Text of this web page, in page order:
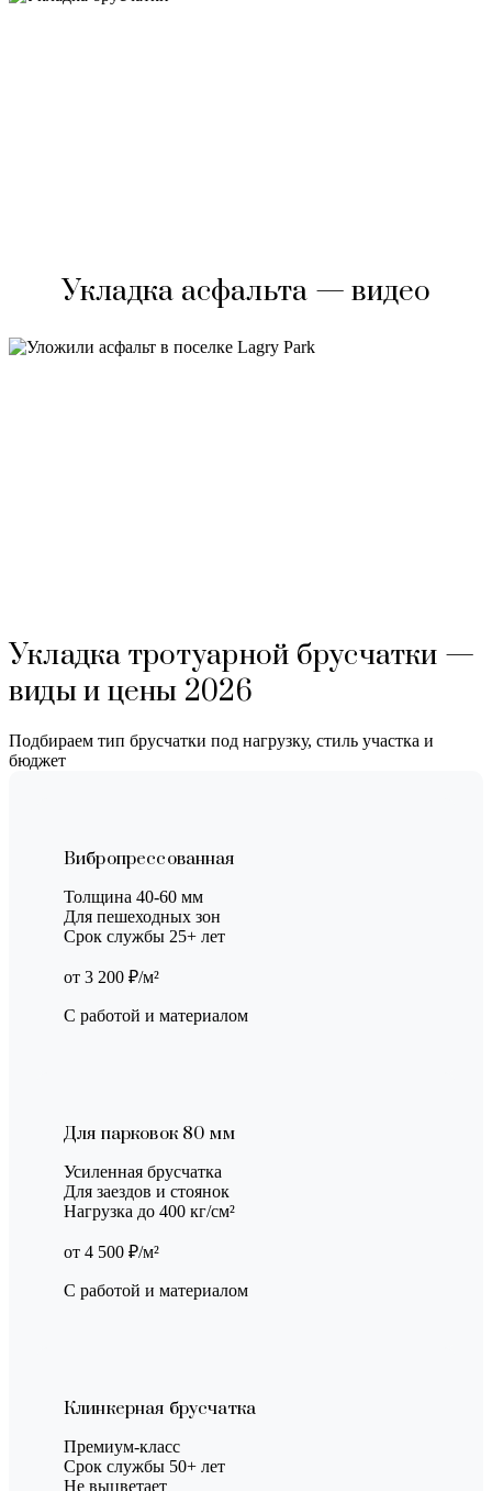
Укладка асфальта — видео
Укладка тротуарной брусчатки —
виды и цены 2026
Подбираем тип брусчатки под нагрузку, стиль участка и
бюджет
Вибропрессованная
Толщина 40-60 мм
Для пешеходных зон
Срок службы 25+ лет
от 3 200 ₽/м²
С работой и материалом
Для парковок 80 мм
Усиленная брусчатка
Для заездов и стоянок
Нагрузка до 400 кг/см²
от 4 500 ₽/м²
С работой и материалом
Клинкерная брусчатка
Премиум-класс
Срок службы 50+ лет
Не выцветает